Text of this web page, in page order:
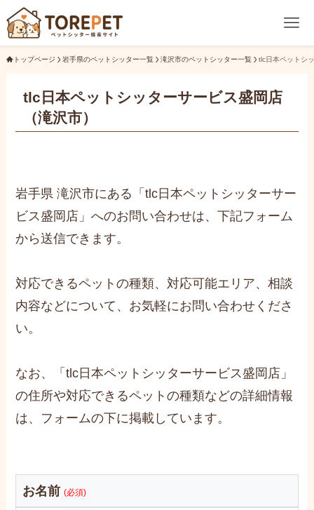
トップページ 岩手県のペットシッター一覧 滝沢市のペットシッター一覧 tlc日本ペットシ
tlc日本ペットシッターサービス盛岡店
（滝沢市）
岩手県 滝沢市にある「tlc日本ペットシッターサー
ビス盛岡店」へのお問い合わせは、下記フォーム
から送信できます。
対応できるペットの種類、対応可能エリア、相談
内容などについて、お気軽にお問い合わせくださ
い。
なお、「tlc日本ペットシッターサービス盛岡店」
の住所や対応できるペットの種類などの詳細情報
は、フォームの下に掲載しています。
お名前 (必須)